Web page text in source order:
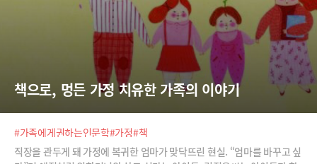
책으로, 멍든 가정 치유한 가족의 이야기
#가족에게권하는인문학#가정#책
직장을 관두게 돼 가정에 복귀한 엄마가 맞닥뜨린 현실. “엄마를 바꾸고 싶